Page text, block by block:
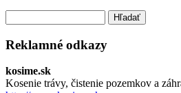
Reklamné odkazy
kosime.sk
Kosenie trávy, čistenie pozemkov a